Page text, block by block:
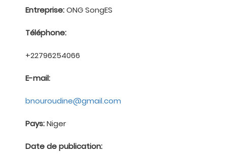
Entreprise:ONG SongES
Téléphone:
+22796254066
E-mail:
bnouroudine@gmail.com
Pays:Niger
Date de publication: